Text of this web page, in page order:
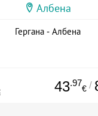
Албена
Гергана - Албена
43.97
€ /